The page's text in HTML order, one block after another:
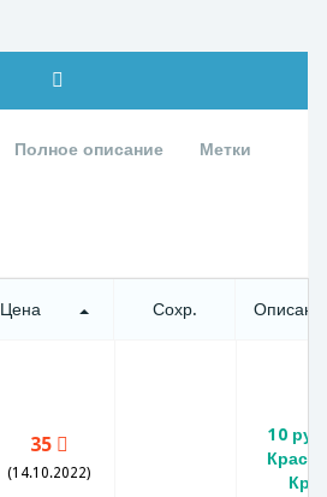
Полное описание Метки
Цена Сохр.
35
(14.10.2022)
10